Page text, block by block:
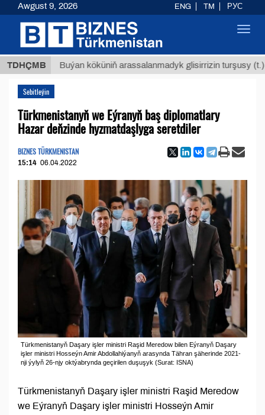
TDHÇMBBuýan köküniň arassalanmadyk glisirrizin turşusy (t.)
Sebitleýin
Türkmenistanyň we Eýranyň baş diplomatlary
Hazar deňzinde hyzmatdaşlyga seretdiler
BIZNES TÜRKMENISTAN
15:14 06.04.2022
Türkmenistanyň Daşary işler ministri Raşid Meredow bilen Eýranyň Daşary
işler ministri Hosseýn Amir Abdollahiýanyň arasynda Tähran şäherinde 2021-
nji ýylyň 26-njy oktýabrynda geçirilen duşuşyk (Surat: ISNA)
Türkmenistanyň Daşary işler ministri Raşid Meredow
we Eýranyň Daşary işler ministri Hosseýn Amir
Awgust 9, 2026 ENG TM РУС